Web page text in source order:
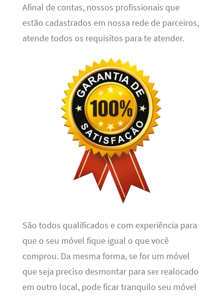
Afinal de contas, nossos profissionais que
estão cadastrados em nossa rede de parceiros,
atende todos os requisitos para te atender.
São todos qualificados e com experiência para
que o seu móvel fique igual o que você
comprou. Da mesma forma, se for um móvel
que seja preciso desmontar para ser realocado
em outro local, pode ficar tranquilo seu móvel